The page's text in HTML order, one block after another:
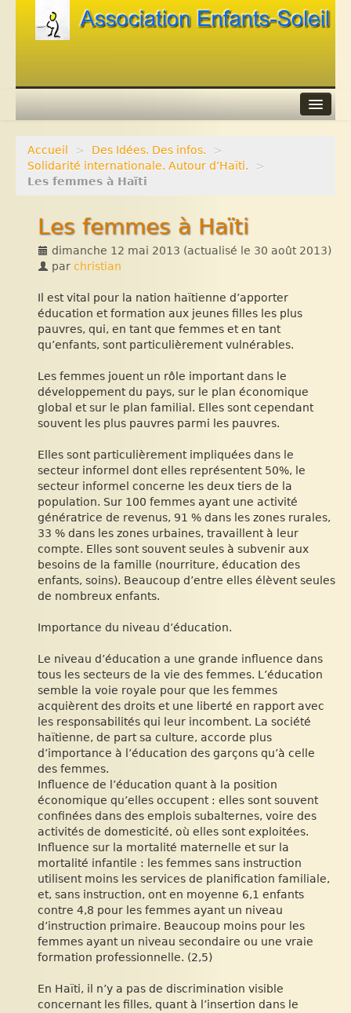
Agenda
Adhérer
Contacts
Liens
Accueil > Des Idées. Des infos.
>
Solidarité internationale. Autour d’Haïti.
>
Les femmes à Haïti
Les femmes à Haïti
dimanche 12 mai 2013 (actualisé le 30 août 2013)
par christian
Il est vital pour la nation haïtienne d’apporter
éducation et formation aux jeunes filles les plus
pauvres, qui, en tant que femmes et en tant
qu’enfants, sont particulièrement vulnérables.
Les femmes jouent un rôle important dans le
développement du pays, sur le plan économique
global et sur le plan familial. Elles sont cependant
souvent les plus pauvres parmi les pauvres.
Elles sont particulièrement impliquées dans le
secteur informel dont elles représentent 50%, le
secteur informel concerne les deux tiers de la
population. Sur 100 femmes ayant une activité
génératrice de revenus, 91 % dans les zones rurales,
33 % dans les zones urbaines, travaillent à leur
compte. Elles sont souvent seules à subvenir aux
besoins de la famille (nourriture, éducation des
enfants, soins). Beaucoup d’entre elles élèvent seules
de nombreux enfants.
Importance du niveau d’éducation.
Le niveau d’éducation a une grande influence dans
tous les secteurs de la vie des femmes. L’éducation
semble la voie royale pour que les femmes
acquièrent des droits et une liberté en rapport avec
les responsabilités qui leur incombent. La société
haïtienne, de part sa culture, accorde plus
d’importance à l’éducation des garçons qu’à celle
des femmes.
Influence de l’éducation quant à la position
économique qu’elles occupent : elles sont souvent
confinées dans des emplois subalternes, voire des
activités de domesticité, où elles sont exploitées.
Influence sur la mortalité maternelle et sur la
mortalité infantile : les femmes sans instruction
utilisent moins les services de planification familiale,
et, sans instruction, ont en moyenne 6,1 enfants
contre 4,8 pour les femmes ayant un niveau
d’instruction primaire. Beaucoup moins pour les
femmes ayant un niveau secondaire ou une vraie
formation professionnelle. (2,5)
En Haïti, il n’y a pas de discrimination visible
concernant les filles, quant à l’insertion dans le